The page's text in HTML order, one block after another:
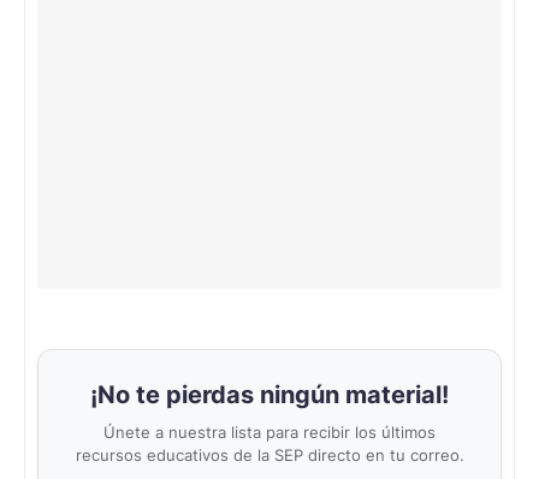
¡No te pierdas ningún material!
Únete a nuestra lista para recibir los últimos
recursos educativos de la SEP directo en tu correo.